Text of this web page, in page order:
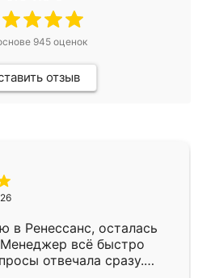
945оценок
отзыв
в Ренессанс, осталась
всё быстро
отвечала сразу.